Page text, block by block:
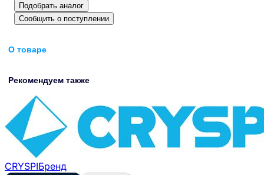
Подобрать аналог
Сообщить о поступлении
О товаре
Рекомендуем также
CRYSPIБренд